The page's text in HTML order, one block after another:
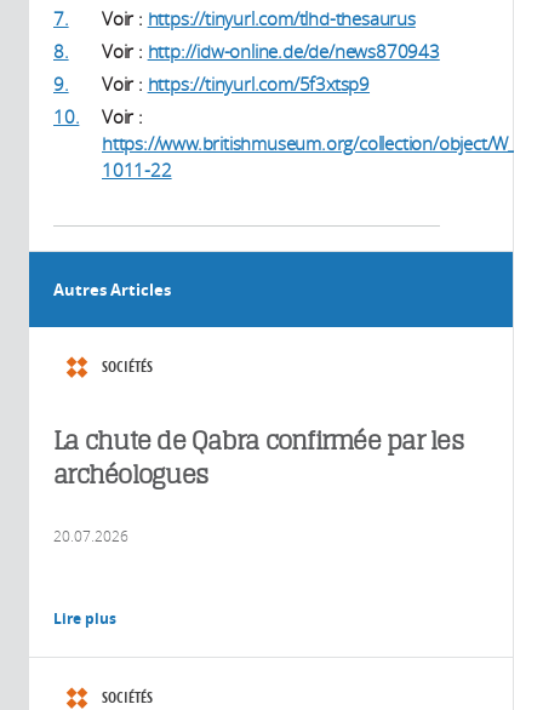
7.
Voir : https://tinyurl.com/tlhd-thesaurus
8.
Voir : http://idw-online.de/de/news870943
9.
Voir : https://tinyurl.com/5f3xtsp9
10.
Voir :
https://www.britishmuseum.org/collection/object/
1011-22
Autres Articles
SOCIÉTÉS
La chute de Qabra confirmée par les
archéologues
20.07.2026
Lire plus
SOCIÉTÉS